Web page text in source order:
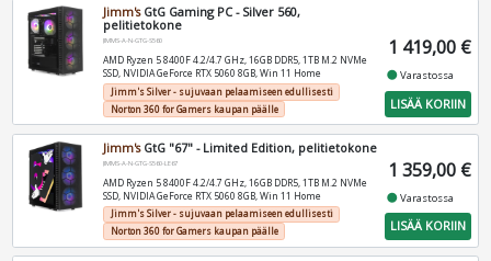
Jimm'sGtG Gaming PC - Silver 560,
pelitietokone
JIMMS-A-N-GTG-S560
AMD Ryzen 5 8400F 4.2/4.7 GHz, 16GB DDR5, 1TB M.2 NVMe
SSD, NVIDIA GeForce RTX 5060 8GB, Win 11 Home
Jimm's Silver - sujuvaan pelaamiseen edullisesti
Norton 360 for Gamers kaupan päälle
1 419,00 €
fiber_manual_recordVarastossa
LISÄÄ KORIIN
Jimm'sGtG "67" - Limited Edition, pelitietokone
JIMMS-A-N-GTG-S560-LE67
AMD Ryzen 5 8400F 4.2/4.7 GHz, 16GB DDR5, 1TB M.2 NVMe
SSD, NVIDIA GeForce RTX 5060 8GB, Win 11 Home
Jimm's Silver - sujuvaan pelaamiseen edullisesti
Norton 360 for Gamers kaupan päälle
1 359,00 €
fiber_manual_recordVarastossa
LISÄÄ KORIIN